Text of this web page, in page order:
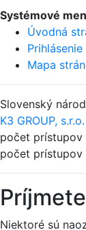
Systémové
Úvodná
Mapa
Slovenský
K3 GROUP, s.r.o.
počet prístupov
počet prístupov
Niektoré sú